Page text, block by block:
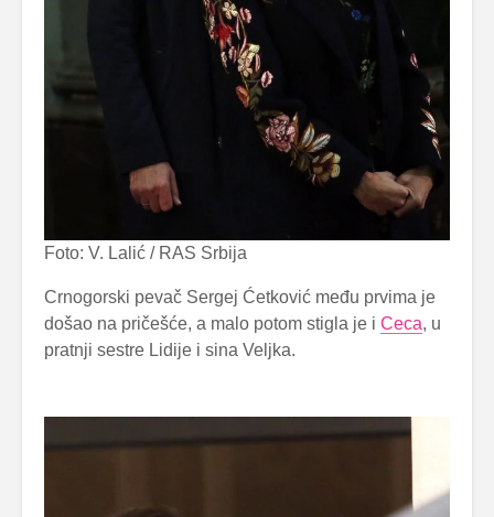
Foto: V. Lalić / RAS Srbija
Crnogorski pevač Sergej Ćetković među prvima je
došao na pričešće, a malo potom stigla je i Ceca, u
pratnji sestre Lidije i sina Veljka.